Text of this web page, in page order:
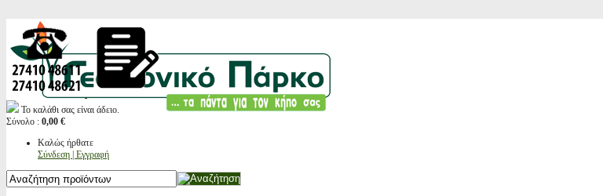
Το καλάθι σας είναι άδειο.
Σύνολο : 0,00 €
Καλώς ήρθατε
Σύνδεση | Εγγραφή